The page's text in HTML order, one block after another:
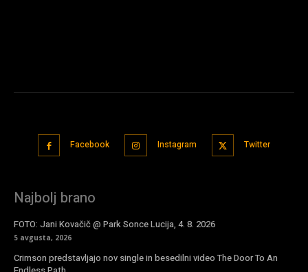
Facebook Instagram Twitter
Najbolj brano
FOTO: Jani Kovačič @ Park Sonce Lucija, 4. 8. 2026
5 avgusta, 2026
Crimson predstavljajo nov single in besedilni video The Door To An